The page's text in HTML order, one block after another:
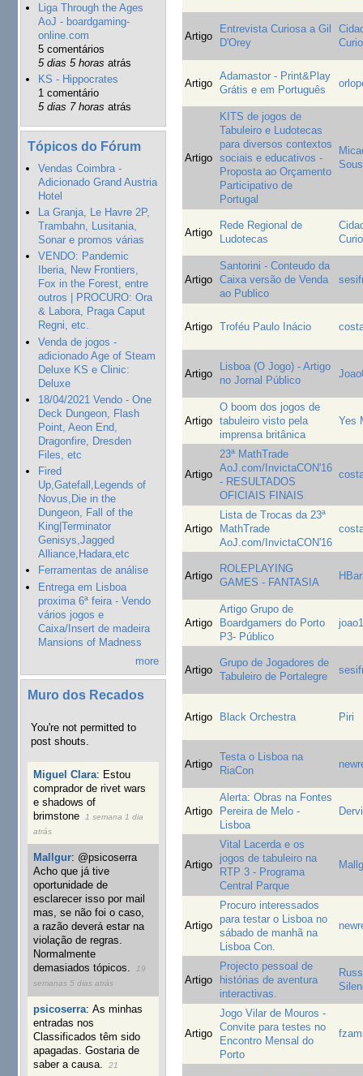
Liga Through the Ages
AoJ - boardgaming-
online.com
5 comentários
5 dias 5 horas atrás
KS - Hippocrates
1 comentário
5 dias 7 horas atrás
Tópicos do Fórum
Vendas Coimbra -
Adicionado Grand Austria
Hotel
La Granja, Le Havre 2P,
Trambahn, Lusitania,
Sonar e promos várias
VENDO: Pandemic
Iberia, New Frontiers,
Fox in the Forest, entre
outros | PROCURO: Ora
& Labora, Praga Caput
Regni, etc.
Venda de jogos -
adicionado Age of Steam
Deluxe KS e Clinic:
Deluxe
18/04/2021 Vendo - One
Deck Dungeon, Flash
Point, Aeon End,
Dragonfire, Dresden
Files, etc
Fired
Up,Gatefall,Legends of
Novus,Die in the
Dungeon, Fall of the
King|Terminator
Genisys,Jagged
Alliance,Hadara,etc
Ferramentas de análise
Entrega em Lisboa
proxima 6ª feira - Vendo
vários jogos e
Caixa/Insert de madeira
Mansions of Madness
more
Muro dos Recados
You're not permitted to
post shouts.
Miguel Clara: Estou
comprador de rivet wars
e shadows of
brimstone
1 semana 1 dia
atrás
Mallgur: @psicoserra
Acho que já tive
oportunidade de
esclarecer isso por mail
mas, se não foi o caso,
a razão deverá estar na
violação de regras.
Normalmente
demasiados tópicos.
19
semanas 5 dias atrás
psicoserra:As minhas
entradas nos
Classificados têm sido
apagadas. Gostaria de
saber a causa.
21
Artigo
Entrevista Curiosa a Gil
D'Orey
Artigo
Adamastor - Print&Play
Grátis e em Português
Artigo
KITS de jogos de
Tabuleiro e Ludotecas
para diversos contextos
sociais e educativos -
Proposta ao Orçamento
Participativo de
Portugal
Artigo
Rede Regional de
Ludotecas
Artigo
Santorini - Conteudo da
Caixa versão de Venda
ao Publico
Artigo Troféu Paulo Inácio
Artigo
Lisboa (O Jogo) - Artigo
no Jornal Público
Artigo
O boom dos jogos de
tabuleiro visto pela
imprensa britânica
Yes
Artigo
23ª MathTrade
AoJ.com/InvictaCON'16
- RESULTADOS
OFICIAIS FINAIS
Artigo
Lista de Trocas da 23ª
MathTrade
AoJ.com/InvictaCON'16
Artigo
ROLEPLAYING
GAMES - FANTASIA
Artigo
Artigo Grupo de
Boardgamers do Porto
P3- Público
Artigo
Grupo de Jogadores de
Tabuleiro de Portalegre
Artigo Black Orchestra Piri
Artigo
Testa o Lisboa na
RiaCon
Artigo
Alerta: Obras na Fontes
Pereira de Melo -
Lisboa
Artigo
Vital Lacerda e os
jogos de tabuleiro na
RTP 3 - Programa
Central Parque
Artigo
Procuro interessados
para testar o Lisboa no
sábado de manhã na
Lisboa Con.
Artigo
Projecto pessoal de
histórias de aventura
interactivas.
Artigo
Jogo Vilar de Mouros -
Convite para testes no
Encontro Mensal do
Porto